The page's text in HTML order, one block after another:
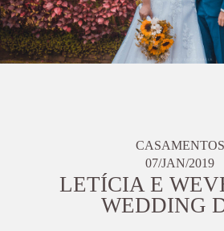
CASAMENTOS
07/JAN/2019
LETÍCIA E
WEDDING